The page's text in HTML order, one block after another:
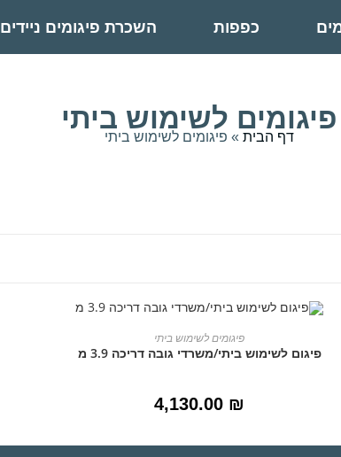
כפפות השכרת פיגומים ניידים
פיגומים לשימוש ביתי
דף הבית » פיגומים לשימוש ביתי
הוספה לסל
פיגומים לשימוש ביתי
פיגום לשימוש ביתי/משרדי גובה דריכה 3.9 מ
4,130.00 ₪